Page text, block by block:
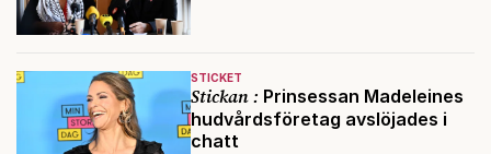
STICKET
Stickan : Prinsessan Madeleines
hudvårdsföretag avslöjades i
chatt